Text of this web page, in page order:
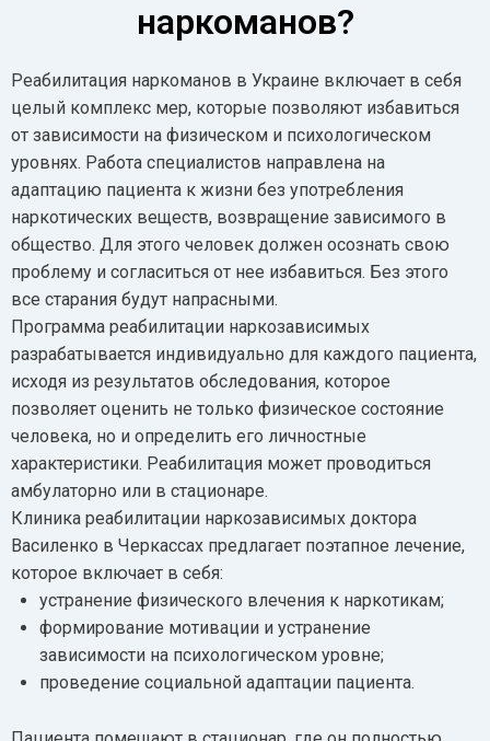
наркоманов?
Реабилитация наркоманов в Украине включает в себя
целый комплекс мер, которые позволяют избавиться
от зависимости на физическом и психологическом
уровнях. Работа специалистов направлена на
адаптацию пациента к жизни без употребления
наркотических веществ, возвращение зависимого в
общество. Для этого человек должен осознать свою
проблему и согласиться от нее избавиться. Без этого
все старания будут напрасными.
Программа реабилитации наркозависимых
разрабатывается индивидуально для каждого пациента,
исходя из результатов обследования, которое
позволяет оценить не только физическое состояние
человека, но и определить его личностные
характеристики. Реабилитация может проводиться
амбулаторно или в стационаре.
Клиника реабилитации наркозависимых доктора
Василенко в Черкассах предлагает поэтапное лечение,
которое включает в себя:
устранение физического влечения к наркотикам;
формирование мотивации и устранение
зависимости на психологическом уровне;
проведение социальной адаптации пациента.